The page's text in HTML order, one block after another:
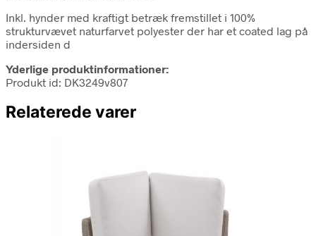
Inkl. hynder med kraftigt betræk fremstillet i 100%
strukturvævet naturfarvet polyester der har et coated lag på
indersiden d
Yderlige produktinformationer:
Produkt id: DK3249v807
Relaterede varer